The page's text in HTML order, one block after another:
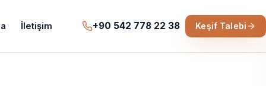
İletişim +90 542 778 22 38 Keşif Talebi